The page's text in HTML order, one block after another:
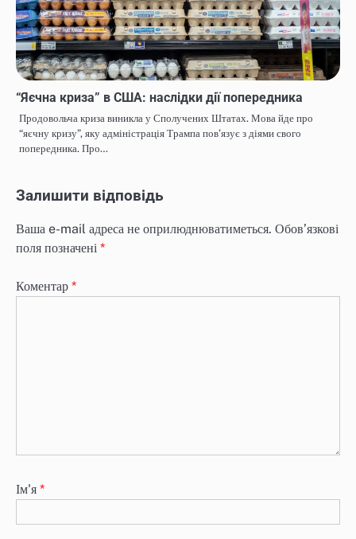
“Яєчна криза” в США: наслідки дії попередника
Продовольча криза виникла у Сполучених Штатах. Мова йде про
“яєчну кризу”, яку адміністрація Трампа пов’язує з діями свого
попередника. Про…
Залишити відповідь
Ваша e-mail адреса не оприлюднюватиметься. Обов’язкові
поля позначені *
Коментар *
Ім'я *